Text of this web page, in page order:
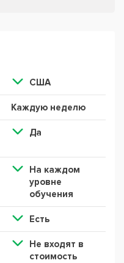
США
Каждую неделю
Да
На каждом
уровне
обучения
Есть
Не входят в
стоимость